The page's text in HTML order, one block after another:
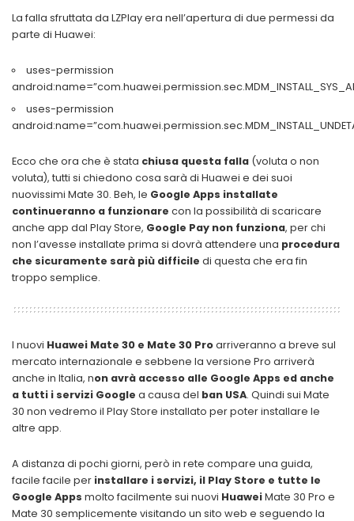
La falla sfruttata da LZPlay era nell’apertura di due permessi da
parte di Huawei:
uses-permission
uses-permission
Ecco che ora che è stata chiusa questa falla (voluta o non
voluta), tutti si chiedono cosa sarà di Huawei e dei suoi
nuovissimi Mate 30. Beh, le Google Apps installate
continueranno a funzionare con la possibilità di scaricare
anche app dal Play Store, Google Pay non funziona, per chi
non l’avesse installate prima si dovrà attendere una procedura
che sicuramente sarà più difficile di questa che era fin
troppo semplice.
I nuovi Huawei Mate 30 e Mate 30 Proarriveranno a breve sul
mercato internazionale e sebbene la versione Pro arriverà
anche in Italia, non avrà accesso alle Google Apps ed anche
a tutti i servizi Google a causa del ban USA. Quindi sui Mate
30 non vedremo il Play Store installato per poter installare le
altre app.
A distanza di pochi giorni, però in rete compare una guida,
facile facile per installare i servizi, il Play Store e tutte le
Google Apps molto facilmente sui nuovi HuaweiMate 30 Pro e
Mate 30 semplicemente visitando un sito web e seguendo la